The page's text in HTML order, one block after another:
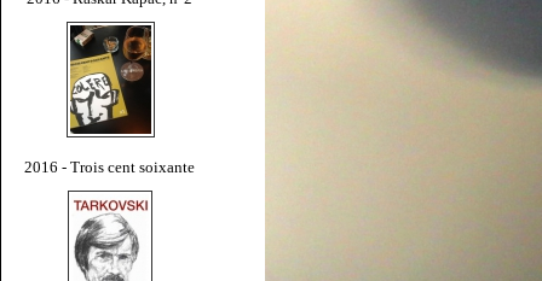
2016 - Trois cent soixante